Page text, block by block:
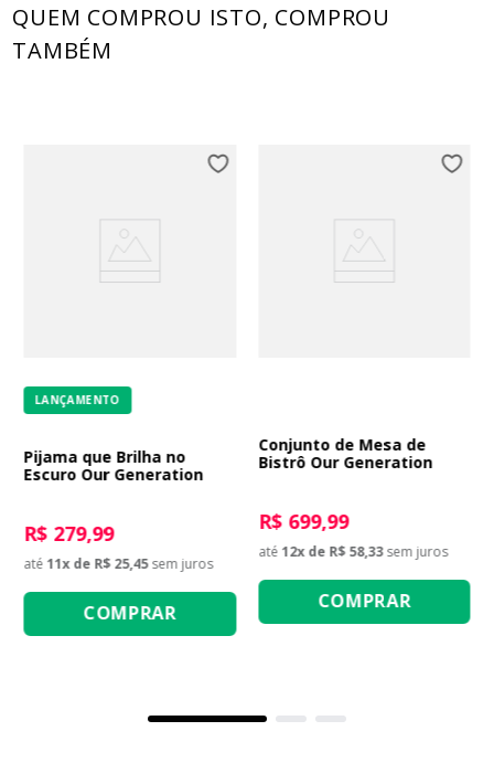
QUEM COMPROU ISTO, COMPROU
TAMBÉM
LANÇAMENTO
Pijama que Brilha no
Escuro Our Generation
R$ 279,99
até 11x de R$ 25,45 sem juros
COMPRAR
Conjunto de Mesa de
Bistrô Our Generation
R$ 699,99
até 12x de R$ 58,33 sem juros
COMPRAR